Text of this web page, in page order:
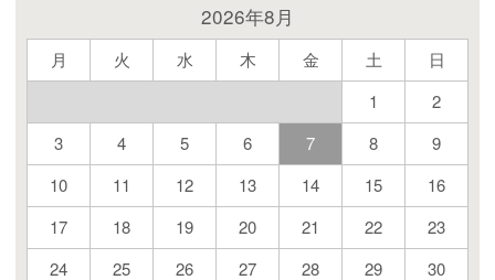
2026年8月
月 火 水 木 金 土 日
1
2
3
4 5 6 7 8
9
10
11 12 13 14 15
16
17
18 19 20 21 22
23
24
25 26 27 28 29
30